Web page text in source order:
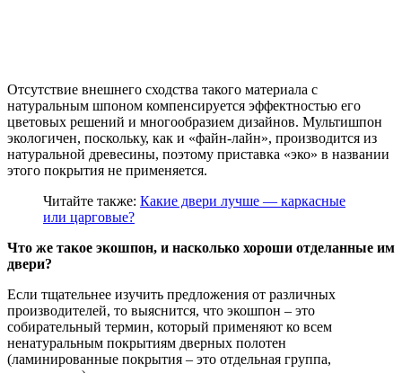
Отсутствие внешнего сходства такого материала с
натуральным шпоном компенсируется эффектностью его
цветовых решений и многообразием дизайнов. Мультишпон
экологичен, поскольку, как и «файн-лайн», производится из
натуральной древесины, поэтому приставка «эко» в названии
этого покрытия не применяется.
Читайте также: Какие двери лучше — каркасные
или царговые?
Что же такое экошпон, и насколько хороши отделанные им
двери?
Если тщательнее изучить предложения от различных
производителей, то выяснится, что экошпон – это
собирательный термин, который применяют ко всем
ненатуральным покрытиям дверных полотен
(ламинированные покрытия – это отдельная группа,